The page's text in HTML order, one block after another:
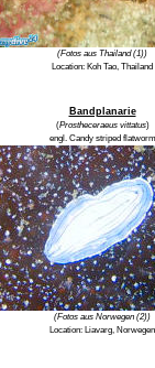
(Fotos aus Thailand (1))
Location: Koh Tao, Thailand
Bandplanarie
(Prostheceraeus vittatus)
engl. Candy striped flatworm
(Fotos aus Norwegen (2))
Location: Liavarg, Norwegen